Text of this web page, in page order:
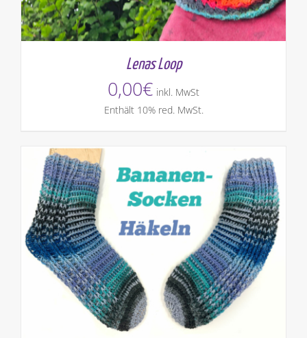
Lenas Loop
0,00€ inkl. MwSt
Enthält 10% red. MwSt.